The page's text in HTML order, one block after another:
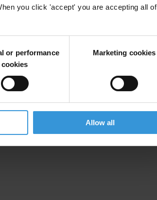
you click 'accept' you are accepting all of
or performance
cookies
Marketing cookies
Allow all
يوليو، والذي يهدد حياة المواطنين هناك، حيث وصل عدد الضحايا أكثر من 121 شهيد وأكثر من 900 جريح، بالإضافة الى هدم 894 بيت منذ بداية الهجمة ولغاية اللحظة.
تجدر